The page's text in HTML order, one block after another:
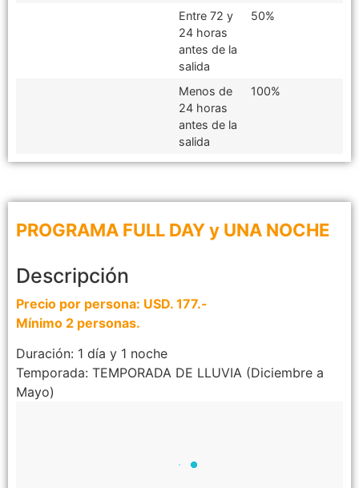
Entre 72 y
24 horas
antes de la
salida
50%
Menos de
24 horas
antes de la
salida
100%
PROGRAMA FULL DAY y UNA NOCHE
Descripción
Precio por persona: USD. 177.-
Mínimo 2 personas.
Duración: 1 día y 1 noche
Temporada: TEMPORADA DE LLUVIA (Diciembre a
Mayo)